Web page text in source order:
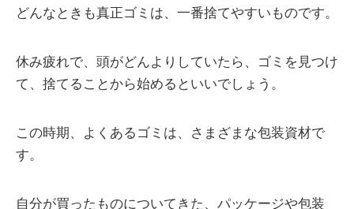
どんなときも真正ゴミは、一番捨てやすいものです。
休み疲れで、頭がどんよりしていたら、ゴミを見つけ
て、捨てることから始めるといいでしょう。
この時期、よくあるゴミは、さまざまな包装資材で
す。
自分が買ったものについてきた、パッケージや包装